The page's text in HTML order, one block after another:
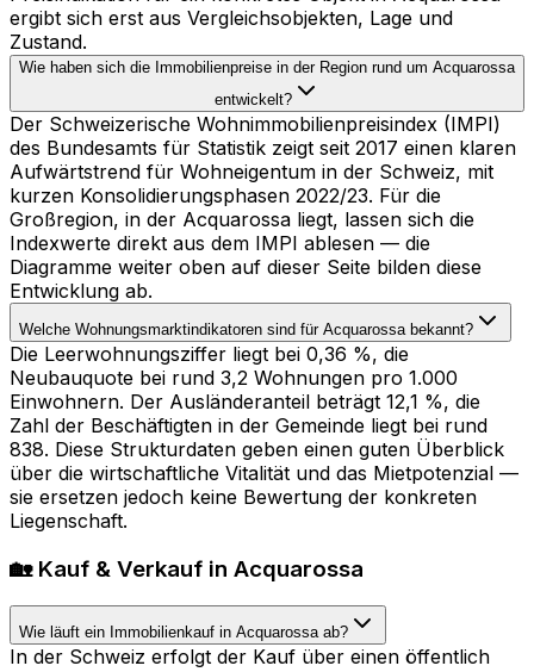
ergibt sich erst aus Vergleichsobjekten, Lage und
Zustand.
Wie haben sich die Immobilienpreise in der Region rund um Acquarossa
entwickelt?
Der Schweizerische Wohnimmobilienpreisindex (IMPI)
des Bundesamts für Statistik zeigt seit 2017 einen klaren
Aufwärtstrend für Wohneigentum in der Schweiz, mit
kurzen Konsolidierungsphasen 2022/23. Für die
Großregion, in der Acquarossa liegt, lassen sich die
Indexwerte direkt aus dem IMPI ablesen — die
Diagramme weiter oben auf dieser Seite bilden diese
Entwicklung ab.
Welche Wohnungsmarktindikatoren sind für Acquarossa bekannt?
Die Leerwohnungsziffer liegt bei 0,36 %, die
Neubauquote bei rund 3,2 Wohnungen pro 1.000
Einwohnern. Der Ausländeranteil beträgt 12,1 %, die
Zahl der Beschäftigten in der Gemeinde liegt bei rund
838. Diese Strukturdaten geben einen guten Überblick
über die wirtschaftliche Vitalität und das Mietpotenzial —
sie ersetzen jedoch keine Bewertung der konkreten
Liegenschaft.
🏡 Kauf & Verkauf in Acquarossa
Wie läuft ein Immobilienkauf in Acquarossa ab?
In der Schweiz erfolgt der Kauf über einen öffentlich